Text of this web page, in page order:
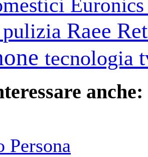
pulizia Raee
tecnologia
anche:
Persona